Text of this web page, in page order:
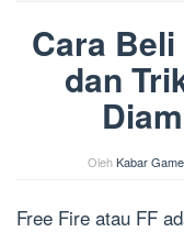
Cara
dan
OlehKabar
Free Fire atau FF